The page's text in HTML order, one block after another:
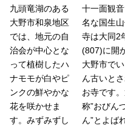
九頭竜湖のある
大野市和泉地区
では、地元の自
治会が中心とな
って植樹したハ
ナモモが白やピ
ンクの鮮やかな
花を咲かせま
す。みずみずし
十一面観
名な国生
寺は大同2
(807)に開
大野市で
ん古いと
お寺です
称”おびん
ん”とよば